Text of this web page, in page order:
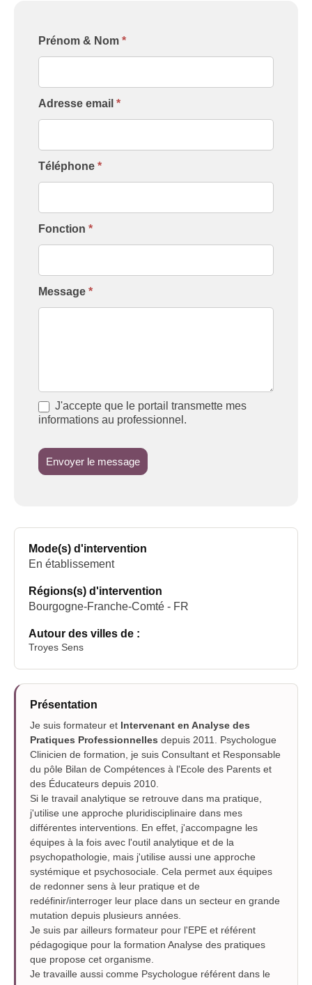
Formulaire
[Contact
Prénom & Nom *
Adresse email *
Téléphone *
Fonction *
Message *
J'accepte que le portail transmette mes
informations au professionnel.
Envoyer le message
Mode(s) d'intervention
En établissement
Régions(s) d'intervention
Bourgogne-Franche-Comté - FR
Autour des villes de :
Troyes Sens
Présentation
Je suis formateur et Intervenant en Analyse des
Pratiques Professionnelles depuis 2011. Psychologue
Clinicien de formation, je suis Consultant et Responsable
du pôle Bilan de Compétences à l'Ecole des Parents et
des Éducateurs depuis 2010.
Si le travail analytique se retrouve dans ma pratique,
j'utilise une approche pluridisciplinaire dans mes
différentes interventions. En effet, j'accompagne les
équipes à la fois avec l'outil analytique et de la
psychopathologie, mais j'utilise aussi une approche
systémique et psychosociale. Cela permet aux équipes
de redonner sens à leur pratique et de
redéfinir/interroger leur place dans un secteur en grande
mutation depuis plusieurs années.
Je suis par ailleurs formateur pour l'EPE et référent
pédagogique pour la formation Analyse des pratiques
que propose cet organisme.
Je travaille aussi comme Psychologue référent dans le